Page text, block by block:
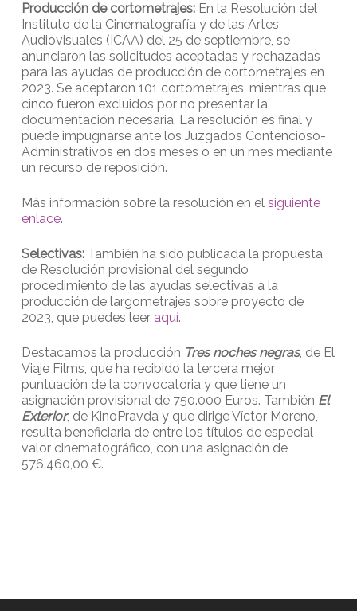
Producción de cortometrajes:En la Resolución del
Instituto de la Cinematografía y de las Artes
Audiovisuales (ICAA) del 25 de septiembre, se
anunciaron las solicitudes aceptadas y rechazadas
para las ayudas de producción de cortometrajes en
2023. Se aceptaron 101 cortometrajes, mientras que
cinco fueron excluidos por no presentar la
documentación necesaria. La resolución es final y
puede impugnarse ante los Juzgados Contencioso-
Administrativos en dos meses o en un mes mediante
un recurso de reposición.
Más información sobre la resolución en el siguiente
enlace.
Selectivas: También ha sido publicada la propuesta
de Resolución provisional del segundo
procedimiento de las ayudas selectivas a la
producción de largometrajes sobre proyecto de
2023, que puedes leer aquí.
Destacamos la producción Tres noches negras, de El
Viaje Films, que ha recibido la tercera mejor
puntuación de la convocatoria y que tiene un
asignación provisional de 750.000 Euros. También El
Exterior, de KinoPravda y que dirige Víctor Moreno,
resulta beneficiaria de entre los títulos de especial
valor cinematográfico, con una asignación de
576.460,00 €.